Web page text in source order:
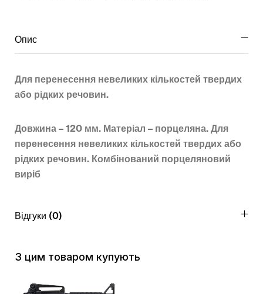
Опис
Для перенесення невеликих кількостей твердих
або рідких речовин.
Довжина – 120 мм. Матеріал – порцеляна. Для
перенесення невеликих кількостей твердих або
рідких речовин. Комбінований порцеляновий
виріб
Відгуки (0)
З цим товаром купують